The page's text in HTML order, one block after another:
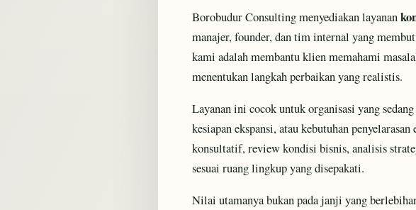
Borobudur Consulting menyediakan layanan
manajer, founder, dan tim internal yang
kami adalah membantu klien memahami
menentukan langkah perbaikan yang realistis.
Layanan ini cocok untuk organisasi yang
kesiapan ekspansi, atau kebutuhan
konsultatif, review kondisi bisnis, analisis
sesuai ruang lingkup yang disepakati.
Nilai utamanya bukan pada janji yang